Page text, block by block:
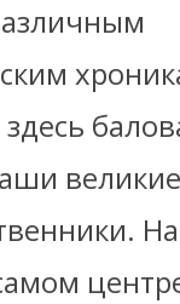
великие